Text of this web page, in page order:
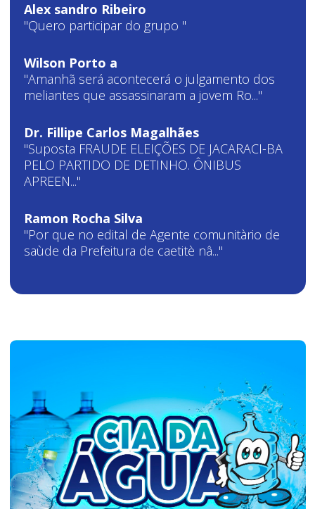
Alex sandro Ribeiro
"Quero participar do grupo "
Wilson Porto a
"Amanhã será acontecerá o julgamento dos
meliantes que assassinaram a jovem Ro..."
Dr. Fillipe Carlos Magalhães
"Suposta FRAUDE ELEIÇÕES DE JACARACI-BA
PELO PARTIDO DE DETINHO. ÔNIBUS
APREEN..."
Ramon Rocha Silva
"Por que no edital de Agente comunitàrio de
saùde da Prefeitura de caetitè nâ..."